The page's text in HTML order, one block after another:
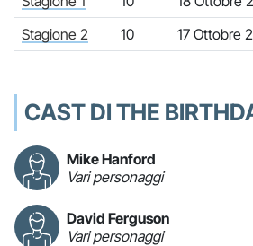
Stagione 2
10 17 Ottobre
CAST DI THE
Mike Hanford
Vari personaggi
David Ferguson
Vari personaggi